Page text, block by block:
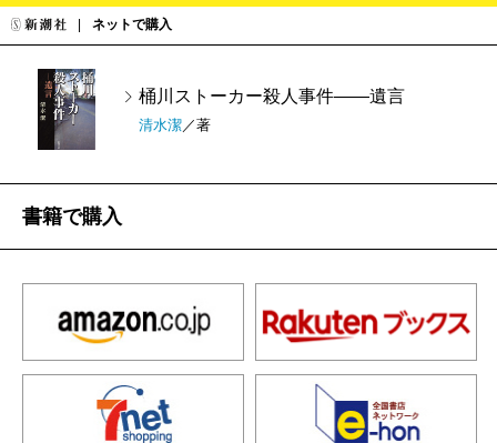
ネットで購入
桶川ストーカー殺人事件――遺言
清水潔 ／著
書籍で購入